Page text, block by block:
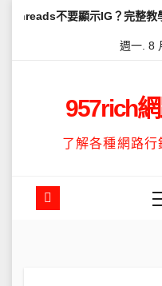
IG？完整教學：高效管理你的
週一. 8
957rich
了解各種網路